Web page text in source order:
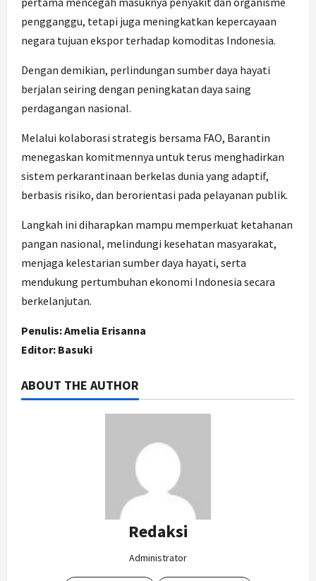
pengganggu, tetapi juga meningkatkan kepercayaan
negara tujuan ekspor terhadap komoditas Indonesia.
Dengan demikian, perlindungan sumber daya hayati
berjalan seiring dengan peningkatan daya saing
perdagangan nasional.
Melalui kolaborasi strategis bersama FAO, Barantin
menegaskan komitmennya untuk terus menghadirkan
sistem perkarantinaan berkelas dunia yang adaptif,
berbasis risiko, dan berorientasi pada pelayanan publik.
Langkah ini diharapkan mampu memperkuat ketahanan
pangan nasional, melindungi kesehatan masyarakat,
menjaga kelestarian sumber daya hayati, serta
mendukung pertumbuhan ekonomi Indonesia secara
berkelanjutan.
Penulis: Amelia Erisanna
Editor: Basuki
ABOUT THE AUTHOR
Redaksi
Administrator